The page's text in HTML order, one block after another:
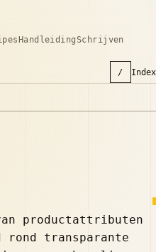
Handleiding Schrijven
/ Index
productattributen
rond transparante